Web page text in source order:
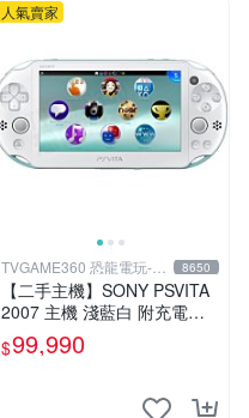
人氣賣家
TVGAME360 恐龍電玩-台
中店
8650
【二手主機】SONY PSVITA
2007 主機 淺藍白 附充電器
USB傳輸線 PS VITA PSV 裸
裝 台中
$99,990